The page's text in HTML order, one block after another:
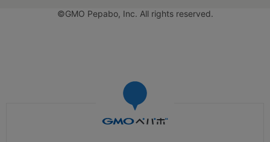
©GMO Pepabo, Inc. All rights reserved.